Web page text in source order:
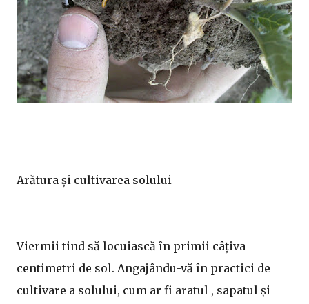
Arătura și cultivarea solului
Viermii tind să locuiască în primii câțiva
centimetri de sol. Angajându-vă în practici de
cultivare a solului, cum ar fi aratul , sapatul și